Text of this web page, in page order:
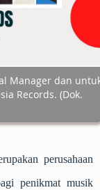
Manager dan
Records. (Dok.
perusahaan
penikmat musik